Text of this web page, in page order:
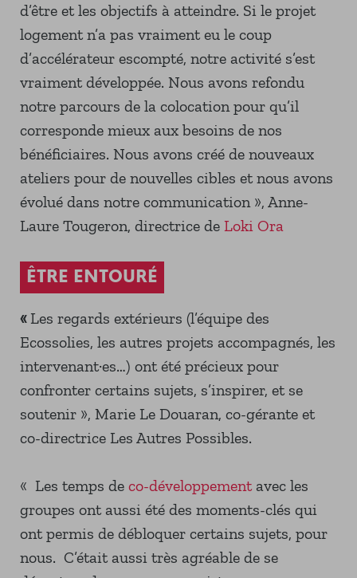
d’être et les objectifs à atteindre. Si le projet
logement n’a pas vraiment eu le coup
d’accélérateur escompté, notre activité s’est
vraiment développée. Nous avons refondu
notre parcours de la colocation pour qu’il
corresponde mieux aux besoins de nos
bénéficiaires. Nous avons créé de nouveaux
ateliers pour de nouvelles cibles et nous avons
évolué dans notre communication », Anne-
Laure Tougeron, directrice de Loki Ora
ÊTRE ENTOURÉ
« Les regards extérieurs (l’équipe des
Ecossolies, les autres projets accompagnés, les
intervenant·es…) ont été précieux pour
confronter certains sujets, s’inspirer, et se
soutenir », Marie Le Douaran, co-gérante et
co-directrice Les Autres Possibles.
« Les temps de co-développement avec les
groupes ont aussi été des moments-clés qui
ont permis de débloquer certains sujets, pour
nous. C’était aussi très agréable de se